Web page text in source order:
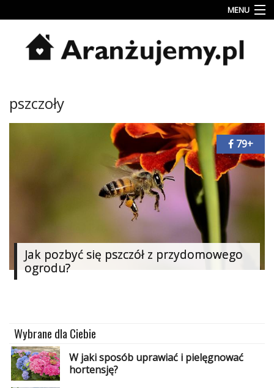
MENU
Inspiracje
wnętrz
Jesienne
Dodaj
«
Dodaj
Dodaj
artykuł
pszczoły
Jak pozbyć się pszczół z przydomowego
ogrodu?
79+
Wybrane dla Ciebie
W jaki sposób uprawiać i pielęgnować
hortensję?